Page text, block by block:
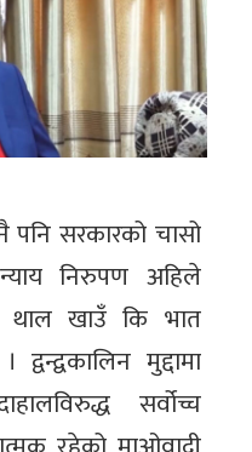
पनि सरकारको चासो
निरुपण अहिले
थाल खाउँ कि भात
मुद्दामा
सर्वोच्च